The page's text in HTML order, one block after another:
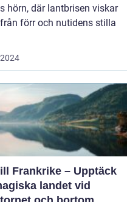
hörn, där lantbrisen viskar
förr och nutidens stilla
Frankrike – Upptäck
landet vid